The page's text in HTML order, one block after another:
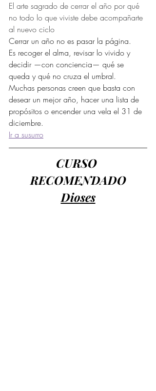
El arte sagrado de cerrar el año por qué
no todo lo que viviste debe acompañarte
al nuevo ciclo
Cerrar un año no es pasar la página.
Es recoger el alma, revisar lo vivido y
decidir —con conciencia— qué se
queda y qué no cruza el umbral.
Muchas personas creen que basta con
desear un mejor año, hacer una lista de
propósitos o encender una vela el 31 de
diciembre.
Ir a susurro
CURSO
RECOMENDADO
Dioses